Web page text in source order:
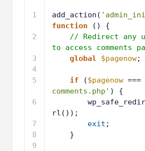
1
2
3
4
5
6
7
8
9
add_action(
function
() {
// Redirect any
to access comments
global
$pagenow;
if ($pagenow ===
comments.php' ) {
rl());
exit ;
}